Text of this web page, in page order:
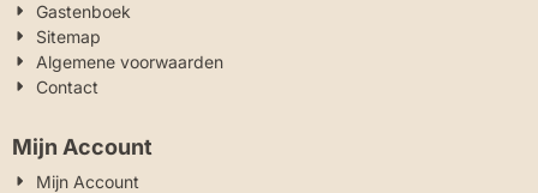
Gastenboek
Sitemap
Algemene voorwaarden
Contact
Mijn Account
Mijn Account